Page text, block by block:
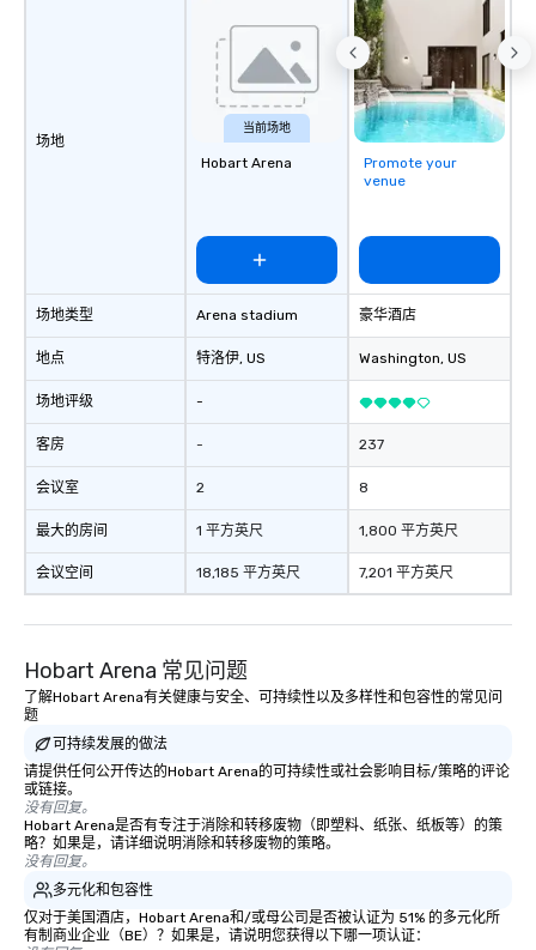
场地
场地类型
地点
场地评级
客房
会议室
最大的房间
会议空间
当前场地
Hobart Arena
Arena stadium
特洛伊, US
-
-
2
1 平方英尺
18,185 平方英尺
Promote your
venue
豪华酒店
Washington, US
237
8
1,800 平方英尺
7,201 平方英尺
Hobart Arena 常见问题
了解Hobart Arena有关健康与安全、可持续性以及多样性和包容性的常见问
题
可持续发展的做法
请提供任何公开传达的Hobart Arena的可持续性或社会影响目标/策略的评论
或链接。
没有回复。
Hobart Arena是否有专注于消除和转移废物（即塑料、纸张、纸板等）的策
略？如果是，请详细说明消除和转移废物的策略。
没有回复。
多元化和包容性
仅对于美国酒店，Hobart Arena和/或母公司是否被认证为 51% 的多元化所
有制商业企业（BE）？如果是，请说明您获得以下哪一项认证：